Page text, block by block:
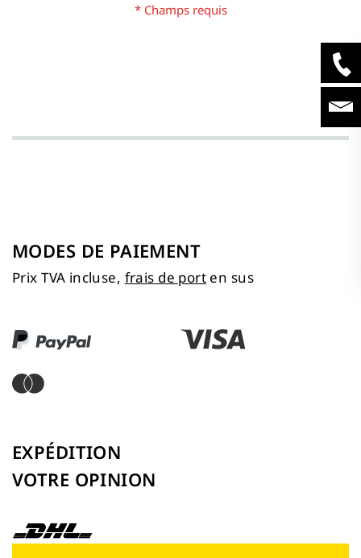
MODES DE PAIEMENT
Prix TVA incluse, frais de port en sus
EXPÉDITION
VOTRE OPINION